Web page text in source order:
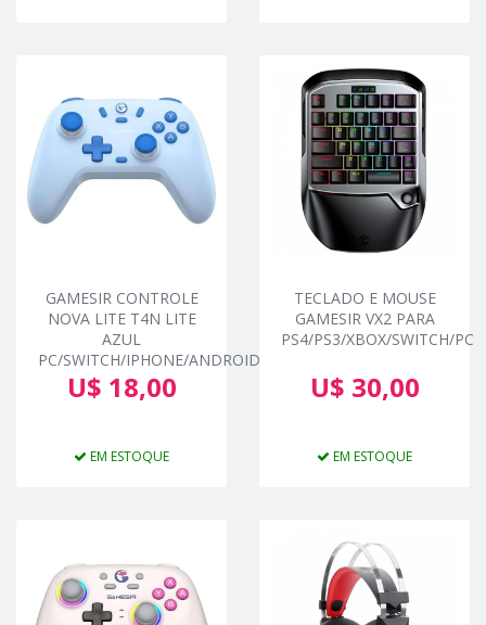
GAMESIR CONTROLE
NOVA LITE T4N LITE
AZUL
PC/SWITCH/IPHONE/ANDROID
U$ 18,00
EM ESTOQUE
TECLADO E MOUSE
GAMESIR VX2 PARA
PS4/PS3/XBOX/SWITCH/PC
U$ 30,00
EM ESTOQUE